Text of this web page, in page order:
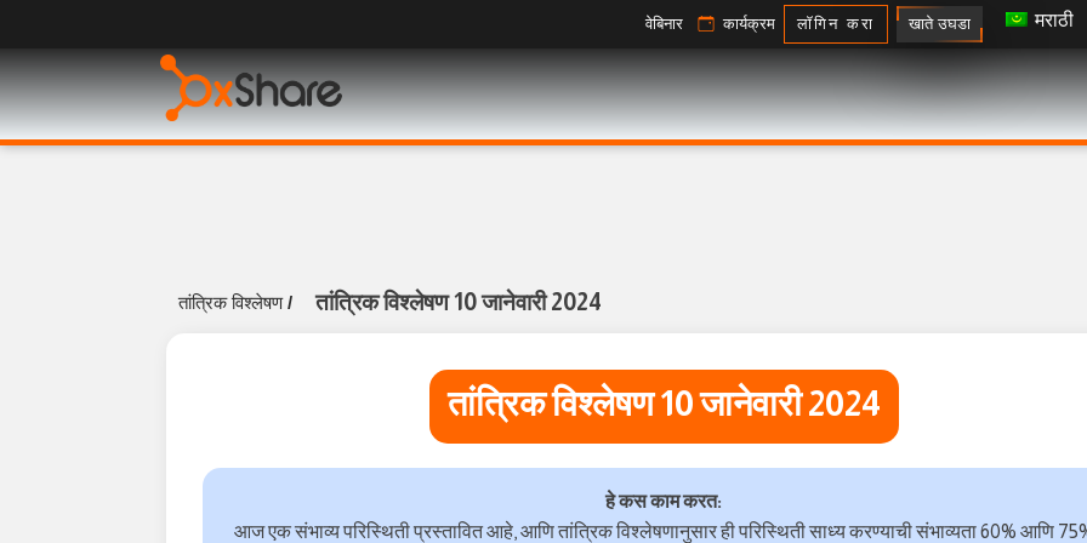
वेबिनार कार्यक्रम लॉगिन करा खाते उघडा मराठी
तांत्रिक विश्लेषण/ तांत्रिक विश्लेषण 10 जानेवारी 2024
तांत्रिक विश्लेषण 10 जानेवारी 2024
हे कस काम करत:
आज एक संभाव्य परिस्थिती प्रस्तावित आहे, आणि तांत्रिक विश्लेषणानुसार ही परिस्थिती साध्य करण्याची संभाव्यता 60% आणि